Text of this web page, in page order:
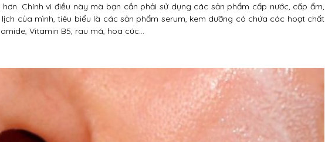
Chính vì điều này mà bạn cần phải sử dụng các sản phẩm cấp nước, cấp ẩm,
của mình, tiêu biểu là các sản phẩm serum, kem dưỡng có chứa các hoạt chất
Vitamin B5, rau má, hoa cúc…